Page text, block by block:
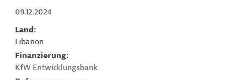
09.12.2024
Land
Libanon
Finanzierung
KfW Entwicklungsbank